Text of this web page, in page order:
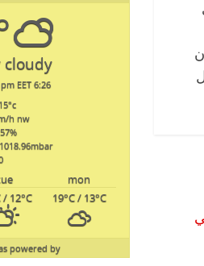
6:26 am
EET
°c
h nw
%
mbar
mon
19°C/ 13°C
/ 12°C
powered by